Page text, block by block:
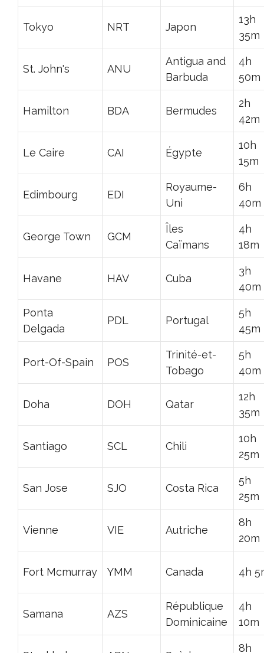
Tokyo NRT Japon
13h
35m
St. John's ANU
Antigua and
Barbuda
4h
50m
Hamilton BDA Bermudes
2h
42m
Le Caire CAI Égypte
10h
15m
Edimbourg EDI
Royaume-
Uni
6h
40m
George Town GCM
Îles
Caïmans
4h
18m
Havane HAV Cuba
3h
40m
Ponta
Delgada
PDL Portugal
5h
45m
Port-Of-Spain POS
Trinité-et-
Tobago
5h
40m
Doha DOH Qatar
12h
35m
Santiago SCL Chili
10h
25m
San Jose SJO Costa Rica
5h
25m
Vienne VIE Autriche
8h
20m
Fort Mcmurray YMM Canada 4h
Samana AZS
République
Dominicaine
4h
10m
8h